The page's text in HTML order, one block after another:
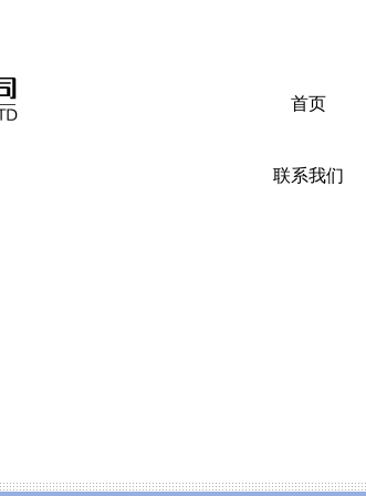
首页
联系我们